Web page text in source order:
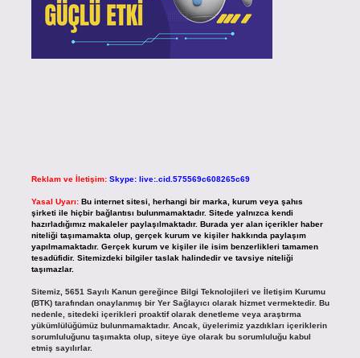
Reklam ve İletişim: Skype: live:.cid.575569c608265c69
Yasal Uyarı: Bu internet sitesi, herhangi bir marka, kurum veya şahıs
şirketi ile hiçbir bağlantısı bulunmamaktadır. Sitede yalnızca kendi
hazırladığımız makaleler paylaşılmaktadır. Burada yer alan içerikler haber
niteliği taşımamakta olup, gerçek kurum ve kişiler hakkında paylaşım
yapılmamaktadır. Gerçek kurum ve kişiler ile isim benzerlikleri tamamen
tesadüfidir. Sitemizdeki bilgiler taslak halindedir ve tavsiye niteliği
taşımazlar.
Sitemiz, 5651 Sayılı Kanun gereğince Bilgi Teknolojileri ve İletişim Kurumu
(BTK) tarafından onaylanmış bir Yer Sağlayıcı olarak hizmet vermektedir. Bu
nedenle, sitedeki içerikleri proaktif olarak denetleme veya araştırma
yükümlülüğümüz bulunmamaktadır. Ancak, üyelerimiz yazdıkları içeriklerin
sorumluluğunu taşımakta olup, siteye üye olarak bu sorumluluğu kabul
etmiş sayılırlar.